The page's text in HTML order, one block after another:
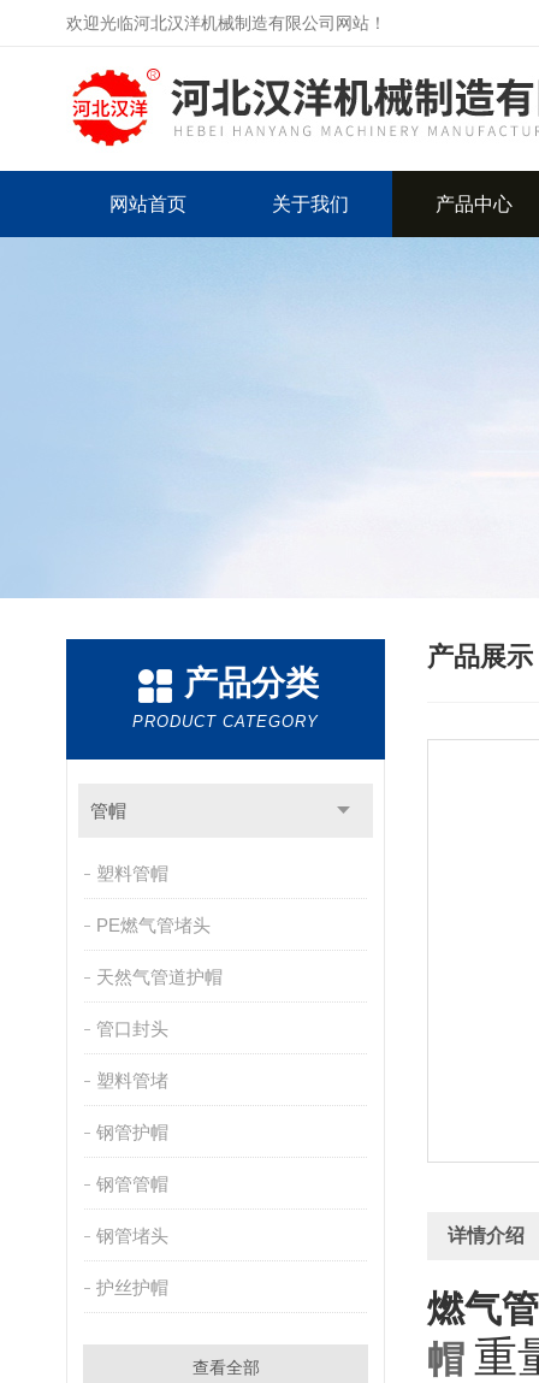
欢迎光临河北汉洋机械制造有限公司网站！
网站首页 关于我们 产品中心
产品分类
PRODUCT CATEGORY
管帽
塑料管帽
PE燃气管堵头
天然气管道护帽
管口封头
塑料管堵
钢管护帽
钢管管帽
钢管堵头
护丝护帽
查看全部
产品展示
详情介绍
燃气
帽 重